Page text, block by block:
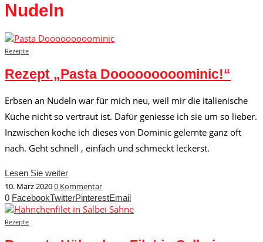
Nudeln
Rezepte
Rezept „Pasta Dooooooooominic!“
Erbsen an Nudeln war für mich neu, weil mir die italienische
Küche nicht so vertraut ist. Dafür geniesse ich sie um so lieber.
Inzwischen koche ich dieses von Dominic gelernte ganz oft
nach. Geht schnell , einfach und schmeckt leckerst.
Lesen Sie weiter
10. März 20200 Kommentar
0 FacebookTwitterPinterestEmail
Rezepte